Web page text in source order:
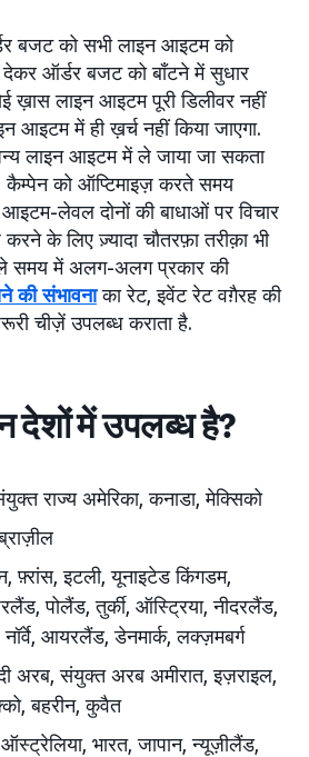
बजट को सभी लाइन आइटम को
ऑर्डर बजट को बाँटने में सुधार
ख़ास लाइन आइटम पूरी डिलीवर नहीं
आइटम में ही ख़र्च नहीं किया जाएगा.
लाइन आइटम में ले जाया जा सकता
को ऑप्टिमाइज़ करते समय
लेवल दोनों की बाधाओं पर विचार
के लिए ज़्यादा चौतरफ़ा तरीक़ा भी
समय में अलग-अलग प्रकार की
की संभावनाका रेट, इवेंट रेट वग़ैरह की
चीज़ें उपलब्ध कराता है.
देशों में उपलब्ध है?
राज्य अमेरिका, कनाडा, मेक्सिको
फ़्रांस, इटली, यूनाइटेड किंगडम,
पोलैंड, तुर्की, ऑस्ट्रिया, नीदरलैंड,
आयरलैंड, डेनमार्क, लक्ज़मबर्ग
अरब, संयुक्त अरब अमीरात, इज़राइल,
बहरीन, कुवैत
ऑस्ट्रेलिया, भारत, जापान, न्यूज़ीलैंड,